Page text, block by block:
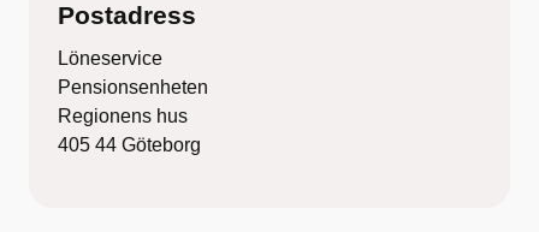
Postadress
Löneservice
Pensionsenheten
Regionens hus
405 44 Göteborg